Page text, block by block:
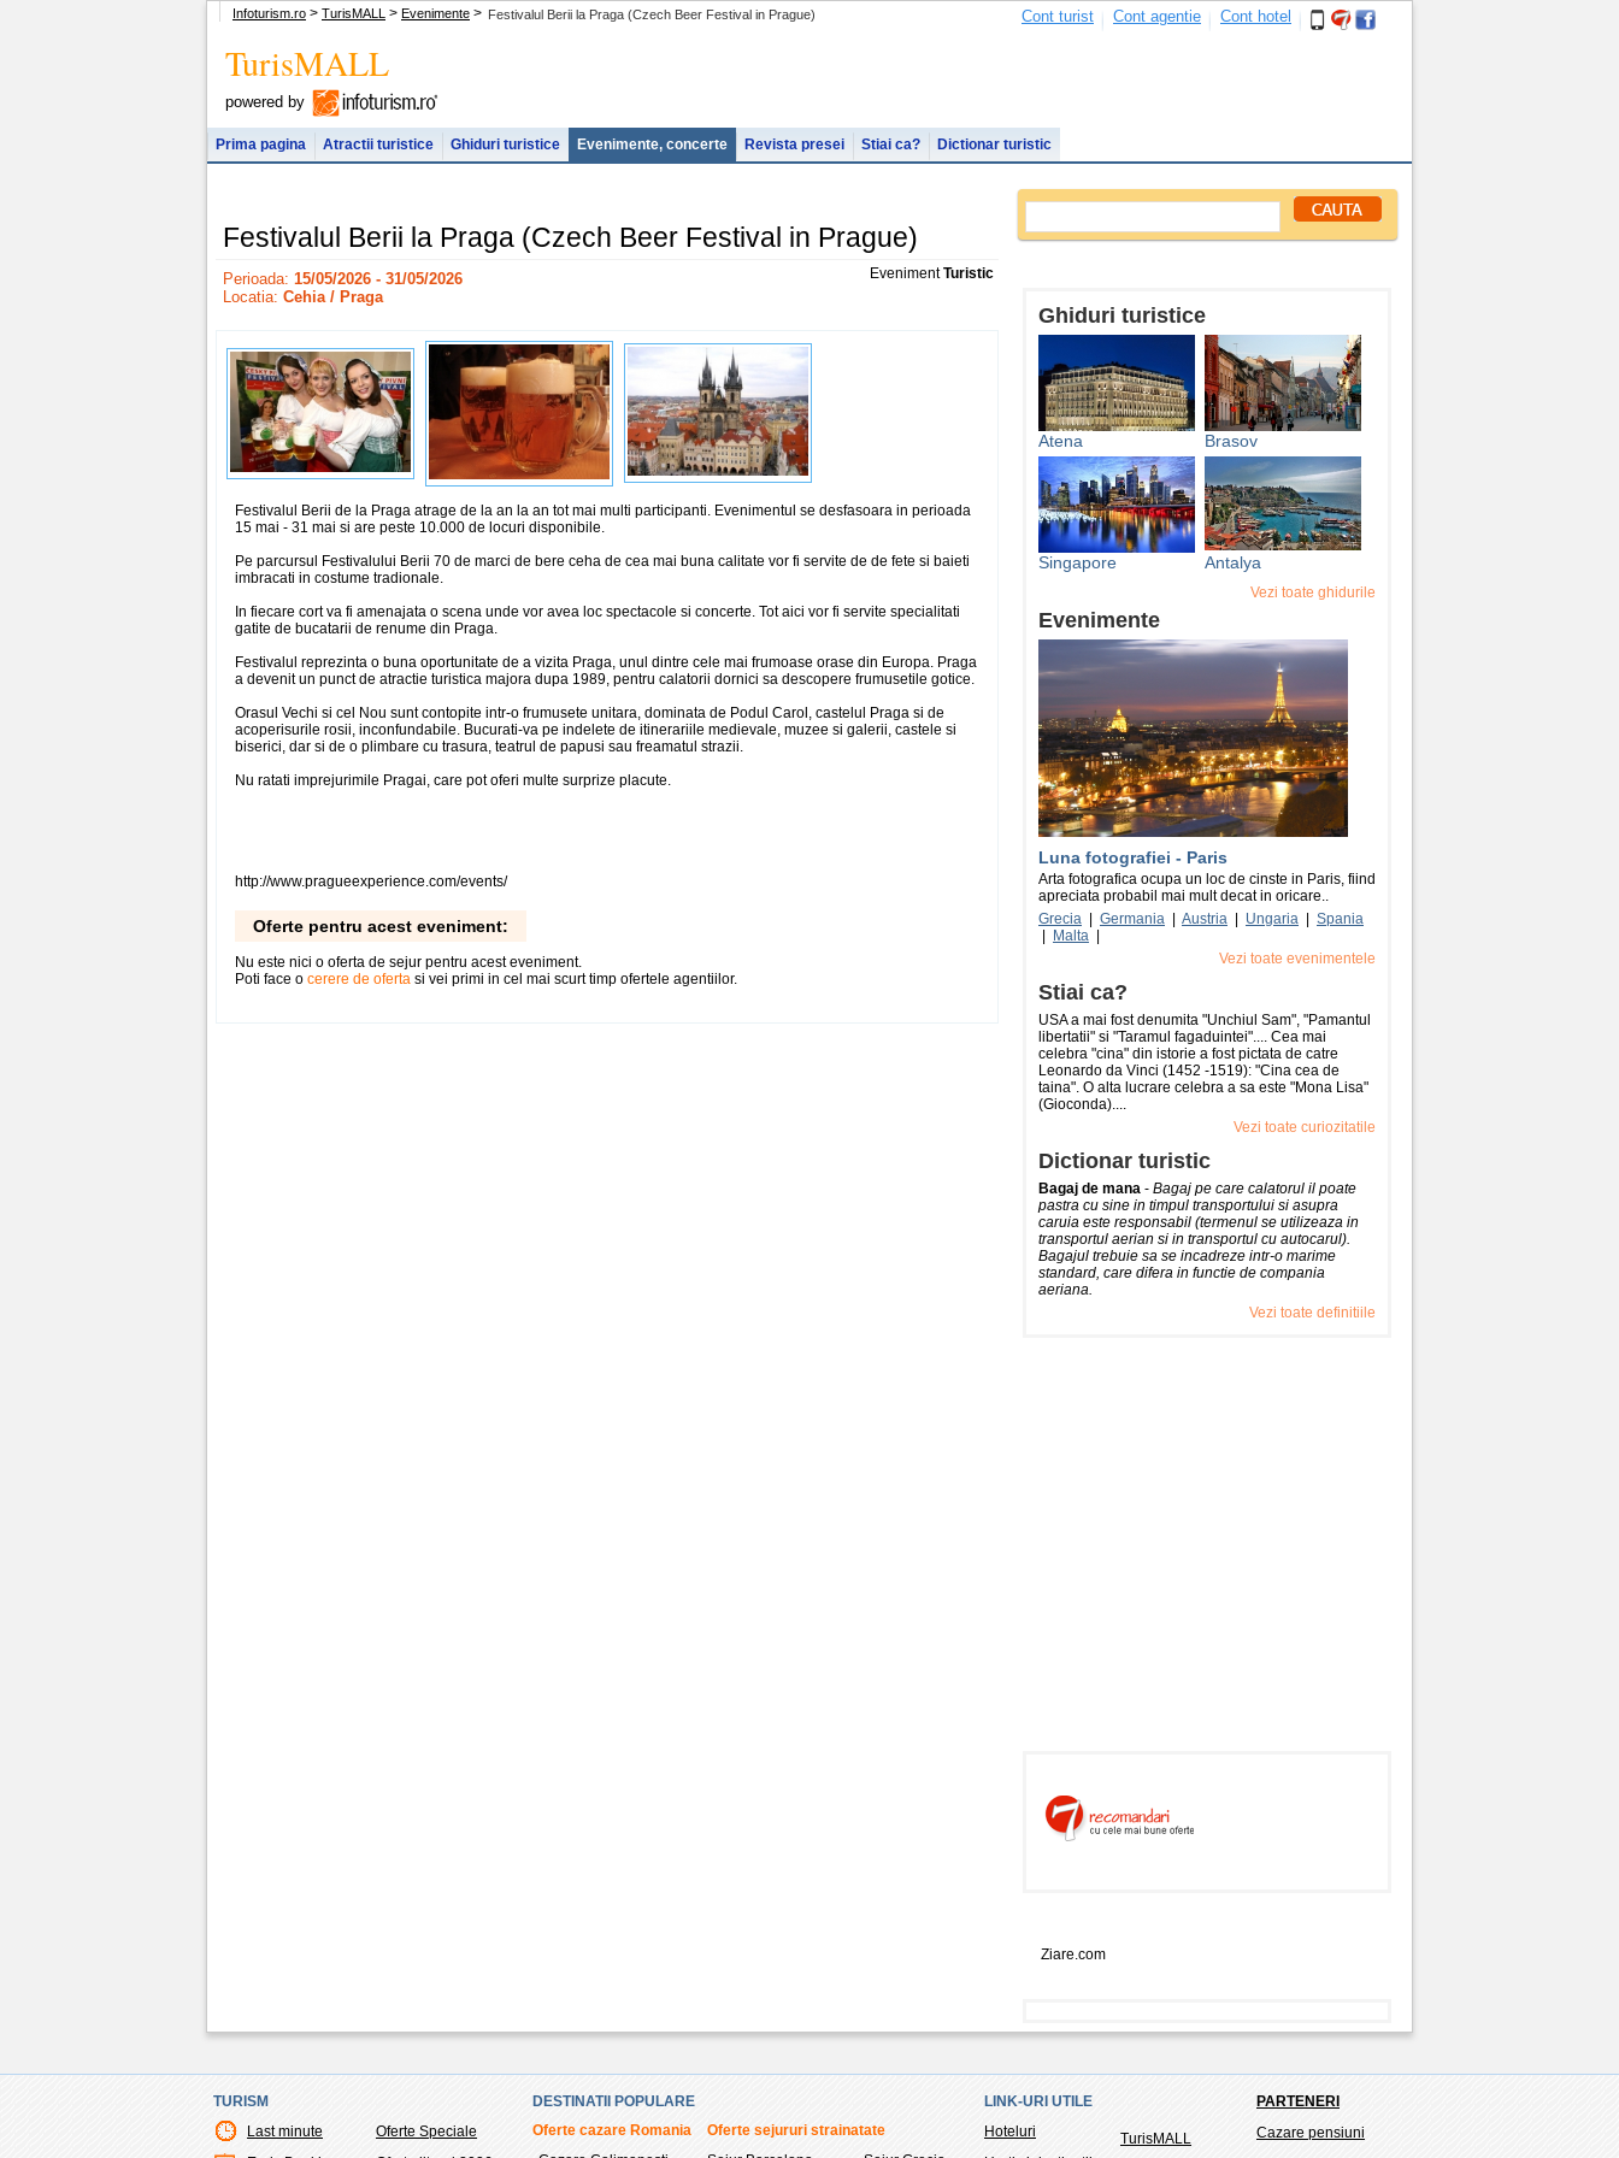
Festivalul Berii la Praga (Czech Beer Festival in Prague)
Infoturism.ro > TurisMALL > Evenimente > Cont turist Cont agentie Cont hotel
TurisMALL
powered by
Prima pagina Atractii turistice Ghiduri turistice Evenimente, concerte Revista presei Stiai ca? Dictionar turistic
Festivalul Berii la Praga (Czech Beer Festival in Prague)
EvenimentTuristic
Perioada: 15/05/2026 - 31/05/2026
Locatia: Cehia / Praga
Festivalul Berii de la Praga atrage de la an la an tot mai multi participanti. Evenimentul se desfasoara in perioada
15 mai - 31 mai si are peste 10.000 de locuri disponibile.
Pe parcursul Festivalului Berii 70 de marci de bere ceha de cea mai buna calitate vor fi servite de de fete si baieti
imbracati in costume tradionale.
In fiecare cort va fi amenajata o scena unde vor avea loc spectacole si concerte. Tot aici vor fi servite specialitati
gatite de bucatarii de renume din Praga.
Festivalul reprezinta o buna oportunitate de a vizita Praga, unul dintre cele mai frumoase orase din Europa. Praga
a devenit un punct de atractie turistica majora dupa 1989, pentru calatorii dornici sa descopere frumusetile gotice.
Orasul Vechi si cel Nou sunt contopite intr-o frumusete unitara, dominata de Podul Carol, castelul Praga si de
acoperisurile rosii, inconfundabile. Bucurati-va pe indelete de itinerariile medievale, muzee si galerii, castele si
biserici, dar si de o plimbare cu trasura, teatrul de papusi sau freamatul strazii.
Nu ratati imprejurimile Pragai, care pot oferi multe surprize placute.
http://www.pragueexperience.com/events/
Oferte pentru acest eveniment:
Nu este nici o oferta de sejur pentru acest eveniment.
Poti face o cerere de oferta si vei primi in cel mai scurt timp ofertele agentiilor.
Ghiduri turistice
Atena Brasov
Singapore Antalya
Vezi toate ghidurile
Evenimente
Luna fotografiei - Paris
Arta fotografica ocupa un loc de cinste in Paris, fiind
apreciata probabil mai mult decat in oricare..
Grecia | Germania | Austria | Ungaria | Spania
| Malta |
Vezi toate evenimentele
Stiai ca?
USA a mai fost denumita "Unchiul Sam", "Pamantul
libertatii" si "Taramul fagaduintei".... Cea mai
celebra "cina" din istorie a fost pictata de catre
Leonardo da Vinci (1452 -1519): "Cina cea de
taina". O alta lucrare celebra a sa este "Mona Lisa"
(Gioconda)....
Vezi toate curiozitatile
Dictionar turistic
Bagaj de mana - Bagaj pe care calatorul il poate
pastra cu sine in timpul transportului si asupra
caruia este responsabil (termenul se utilizeaza in
transportul aerian si in transportul cu autocarul).
Bagajul trebuie sa se incadreze intr-o marime
standard, care difera in functie de compania
aeriana.
Vezi toate definitiile
Ziare.com
TURISM
Last minute
Oferte Speciale
DESTINATII POPULARE
Oferte cazare Romania
Oferte sejururi strainatate
LINK-URI UTILE
Hoteluri
TurisMALL
PARTENERI
Cazare pensiuni